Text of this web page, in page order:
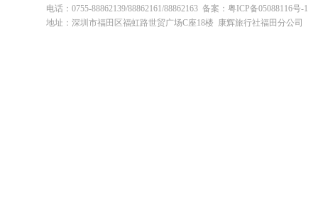
电话：0755-88862139/88862161/88862163 备案：粤ICP备05088116号-1
地址：深圳市福田区福虹路世贸广场C座18楼 康辉旅行社福田分公司